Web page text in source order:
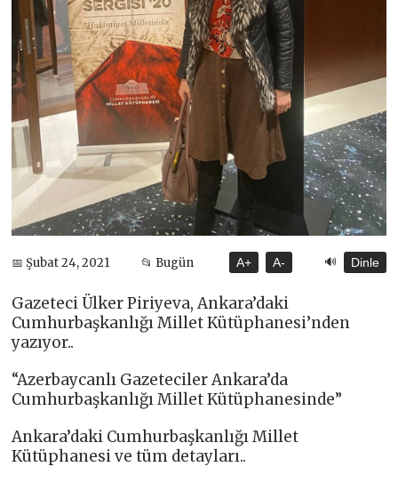
📅 Şubat 24, 2021 📂 Bugün A+ A- 🔊 Dinle
Gazeteci Ülker Piriyeva, Ankara’daki
Cumhurbaşkanlığı Millet Kütüphanesi’nden
yazıyor..
“Azerbaycanlı Gazeteciler Ankara’da
Cumhurbaşkanlığı Millet Kütüphanesinde”
Ankara’daki Cumhurbaşkanlığı Millet
Kütüphanesi ve tüm detayları..